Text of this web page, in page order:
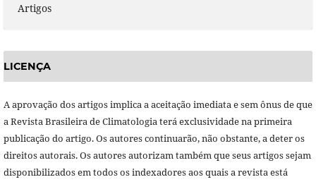
Artigos
LICENÇA
A aprovação dos artigos implica a aceitação imediata e sem ônus de que
a Revista Brasileira de Climatologia terá exclusividade na primeira
publicação do artigo. Os autores continuarão, não obstante, a deter os
direitos autorais. Os autores autorizam também que seus artigos sejam
disponibilizados em todos os indexadores aos quais a revista está